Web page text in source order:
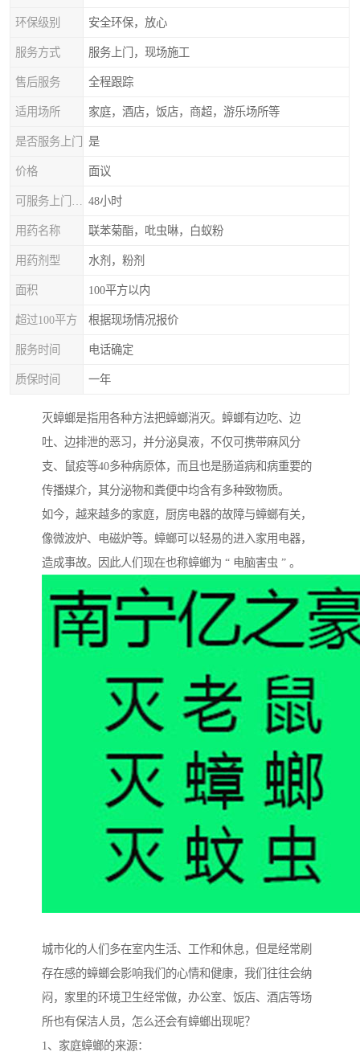
环保级别 安全环保，放心
服务方式 服务上门，现场施工
售后服务 全程跟踪
适用场所 家庭，酒店，饭店，商超，游乐场所等
是否服务上门 是
价格 面议
48小时
用药名称 联苯菊酯，吡虫啉，白蚁粉
用药剂型 水剂，粉剂
面积 100平方以内
超过100平方 根据现场情况报价
服务时间 电话确定
质保时间 一年
灭蟑螂是指用各种方法把蟑螂消灭。蟑螂有边吃、边
吐、边排泄的恶习，并分泌臭液，不仅可携带麻风分
支、鼠疫等40多种病原体，而且也是肠道病和病重要的
传播媒介，其分泌物和粪便中均含有多种致物质。
如今，越来越多的家庭，厨房电器的故障与蟑螂有关，
像微波炉、电磁炉等。蟑螂可以轻易的进入家用电器，
造成事故。因此人们现在也称蟑螂为 “ 电脑害虫 ” 。
城市化的人们多在室内生活、工作和休息，但是经常刷
存在感的蟑螂会影响我们的心情和健康，我们往往会纳
闷，家里的环境卫生经常做，办公室、饭店、酒店等场
所也有保洁人员，怎么还会有蟑螂出现呢？
1、家庭蟑螂的来源：